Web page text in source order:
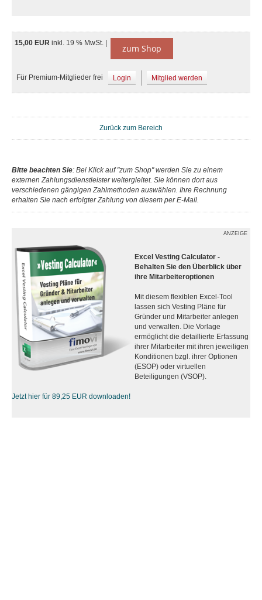
15,00 EUR inkl. 19 % MwSt. | zum Shop
Für Premium-Mitglieder frei Login Mitglied werden
Zurück zum Bereich
Bitte beachten Sie: Bei Klick auf "zum Shop" werden Sie zu einem
externen Zahlungsdienstleister weitergleitet. Sie können dort aus
verschiedenen gängigen Zahlmethoden auswählen. Ihre Rechnung
erhalten Sie nach erfolgter Zahlung von diesem per E-Mail.
ANZEIGE
Excel Vesting Calculator -
Behalten Sie den Überblick über
ihre Mitarbeiteroptionen
Mit diesem flexiblen Excel-Tool
lassen sich Vesting Pläne für
Gründer und Mitarbeiter anlegen
und verwalten. Die Vorlage
ermöglicht die detaillierte Erfassung
ihrer Mitarbeiter mit ihren jeweiligen
Konditionen bzgl. ihrer Optionen
(ESOP) oder virtuellen
Beteiligungen (VSOP).
Jetzt hier für 89,25 EUR downloaden!